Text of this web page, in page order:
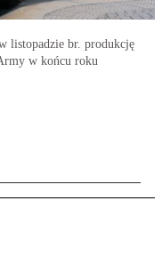
listopadzie br. produkcję
w końcu roku